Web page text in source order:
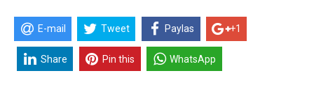
E-mail Tweet Paylas +1
Share Pin this WhatsApp